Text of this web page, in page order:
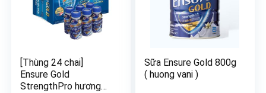
[Thùng 24 chai]
Ensure Gold
StrengthPro hương
Sữa Ensure Gold 800g
( huong vani )